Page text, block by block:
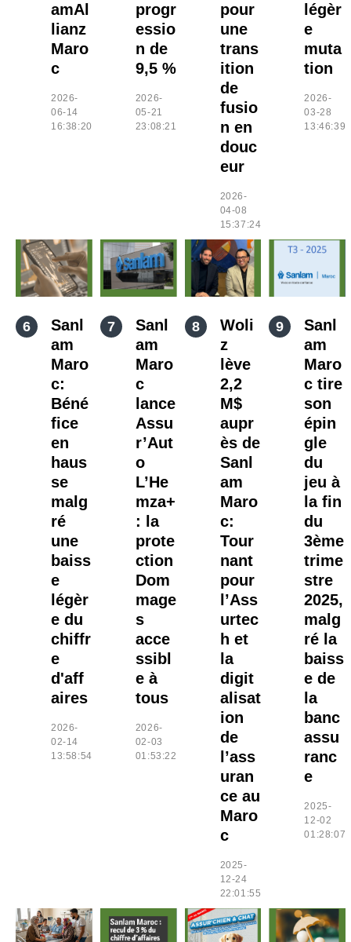
amAl
lianz
Maro
c
2026-
06-14
16:38:20
progr
essio
n de
9,5 %
2026-
05-21
23:08:21
pour
une
trans
ition
de
fusio
n en
douc
eur
2026-
04-08
15:37:24
légèr
e
muta
tion
2026-
03-28
13:46:39
Sanl
am
Maro
c:
Béné
fice
en
haus
se
malg
ré
une
baiss
e
légèr
e du
chiffr
e
d'aff
aires
2026-
02-14
13:58:54
Sanl
am
Maro
c
lance
Assu
r’Aut
o
L’He
mza+
: la
prote
ction
Dom
mage
s
acce
ssibl
e à
tous
2026-
02-03
01:53:22
Woli
z
lève
2,2
M$
aupr
ès de
Sanl
am
Maro
c:
Tour
nant
pour
l’Ass
urtec
h et
la
digit
alisat
ion
de
l’ass
uran
ce au
Maro
c
2025-
12-24
22:01:55
Sanl
am
Maro
c tire
son
épin
gle
du
jeu à
la fin
du
3ème
trime
stre
2025,
malg
ré la
baiss
e de
la
banc
assu
ranc
e
2025-
12-02
01:28:07